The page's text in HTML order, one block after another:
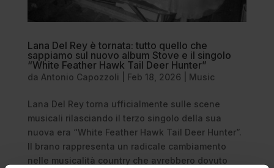
Lana Del Rey è tornata: tutto quello che
sappiamo sul nuovo album Stove e il singolo
“White Feather Hawk Tail Deer Hunter”
da Antonio Capozzoli Feb 18, 2026 Music
Lana Del Rey torna ufficialmente sulle scene
musicali rilasciando il terzo singolo della sua
nuova era “White Feather Hawk Tail Deer Hunter”.
Il brano rappresenta un radicale cambiamento
nelle musicalità country che avrebbero dovuto